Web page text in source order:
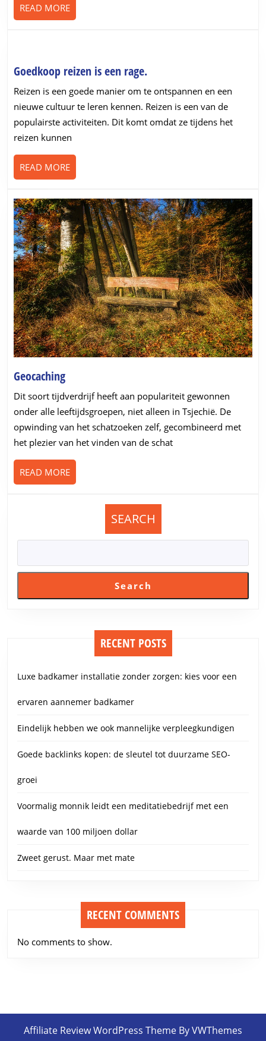
READ MOREREAD
MORE
Goedkoop reizen is een rage.Goedkoop
reizen
is
een
rage.
Reizen is een goede manier om te ontspannen en een
nieuwe cultuur te leren kennen. Reizen is een van de
populairste activiteiten. Dit komt omdat ze tijdens het
reizen kunnen
READ MOREREAD
MORE
GeocachingGeocaching
Dit soort tijdverdrijf heeft aan populariteit gewonnen
onder alle leeftijdsgroepen, niet alleen in Tsjechië. De
opwinding van het schatzoeken zelf, gecombineerd met
het plezier van het vinden van de schat
READ MOREREAD
MORE
SEARCH
Search
RECENT POSTS
Luxe badkamer installatie zonder zorgen: kies voor een
ervaren aannemer badkamer
Eindelijk hebben we ook mannelijke verpleegkundigen
Goede backlinks kopen: de sleutel tot duurzame SEO-
groei
Voormalig monnik leidt een meditatiebedrijf met een
waarde van 100 miljoen dollar
Zweet gerust. Maar met mate
RECENT COMMENTS
No comments to show.
Affiliate Review WordPress Theme By VWThemes